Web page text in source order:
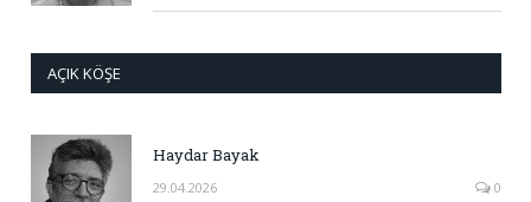
AÇIK KÖŞE
Haydar Bayak
29.04.2026 0